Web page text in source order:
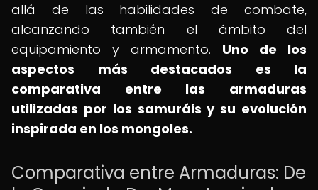
allá de las habilidades de combate,
alcanzando también el ámbito del
equipamiento y armamento. Uno de los
aspectos más destacados es la
comparativa entre las armaduras
utilizadas por los samuráis y su evolución
inspirada en los mongoles.
Comparativa entre Armaduras: De